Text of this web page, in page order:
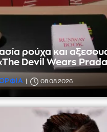
ρούχα και
Devil Wears
08.08.2026